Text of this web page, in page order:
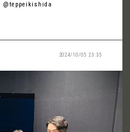
@teppeikishida
2024/10/05 23:35